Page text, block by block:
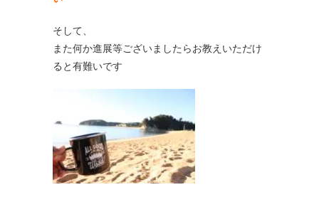
そして、
また何か進展等ございましたらお教えいただけ
ると有難いです